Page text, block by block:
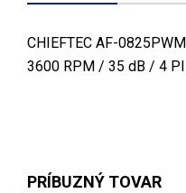
CHIEFTEC AF-
3600 RPM / 35 dB / 4
PRÍBUZNÝ TOVAR